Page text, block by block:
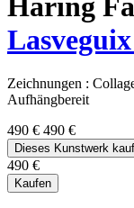
Lasveguix
Zeichnungen :
Aufhängbereit
490 € 490 €
Dieses Kunstwerk
490 €
Kaufen